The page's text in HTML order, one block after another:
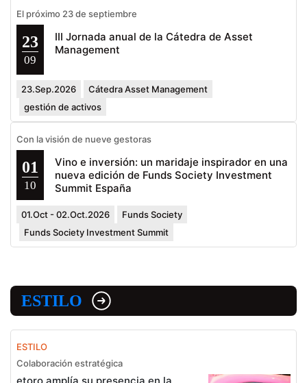
El próximo 23 de septiembre
23
09
III Jornada anual de la Cátedra de Asset
Management
23.Sep.2026
Cátedra Asset Management
gestión de activos
Con la visión de nueve gestoras
01
10
Vino e inversión: un maridaje inspirador en una
nueva edición de Funds Society Investment
Summit España
01.Oct - 02.Oct.2026
Funds Society
Funds Society Investment Summit
ESTILO
ESTILO
Colaboración estratégica